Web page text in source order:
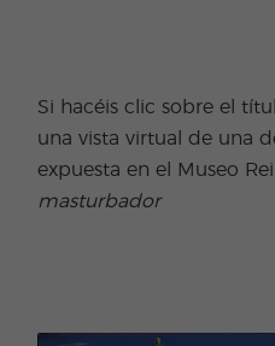
Si hacéis clic sobre el
una vista virtual de una
expuesta en el Museo
masturbador